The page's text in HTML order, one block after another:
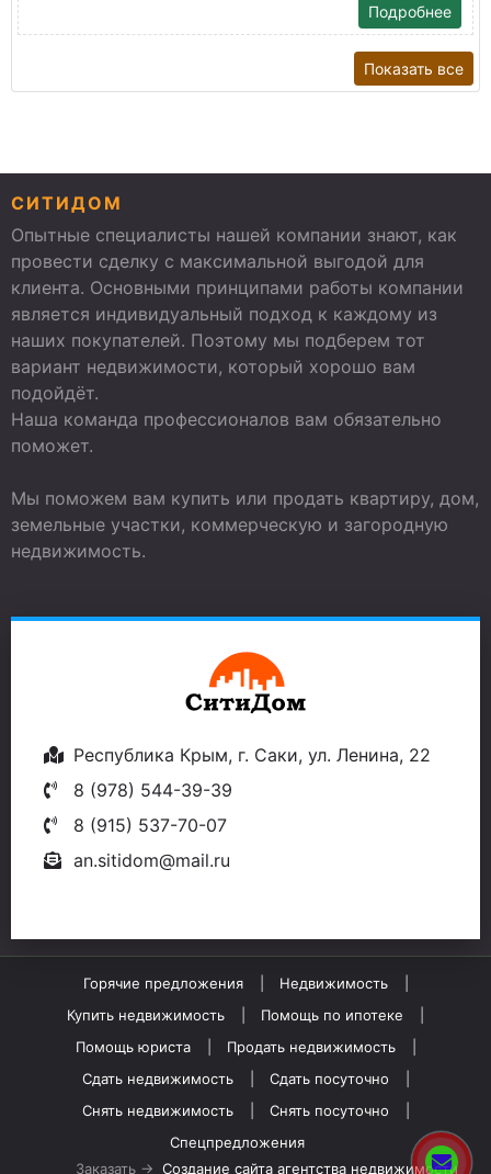
Подробнее
Показать все
СИТИДОМ
Опытные специалисты нашей компании знают, как
провести сделку с максимальной выгодой для
клиента. Основными принципами работы компании
является индивидуальный подход к каждому из
наших покупателей. Поэтому мы подберем тот
вариант недвижимости, который хорошо вам
подойдёт.
Наша команда профессионалов вам обязательно
поможет.
Мы поможем вам купить или продать квартиру, дом,
земельные участки, коммерческую и загородную
недвижимость.
Республика Крым, г. Саки, ул. Ленина, 22
8 (978) 544-39-39
8 (915) 537-70-07
an.sitidom@mail.ru
Горячие предложения
Недвижимость
Купить недвижимость
Помощь по ипотеке
Помощь юриста
Продать недвижимость
Сдать недвижимость
Сдать посуточно
Снять недвижимость
Снять посуточно
Спецпредложения
Заказать → Создание сайта агентства недвижимости